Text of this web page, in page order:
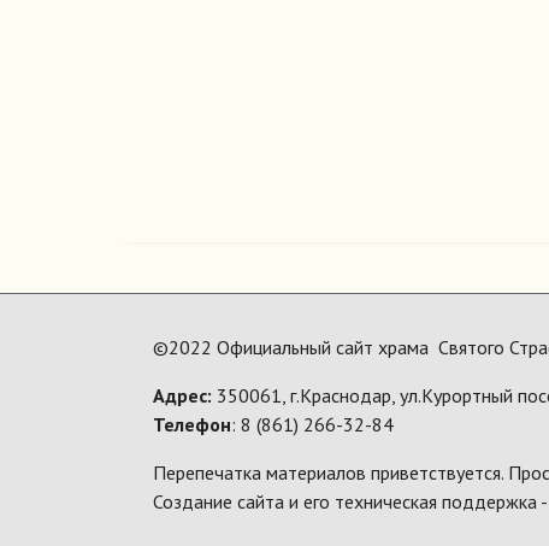
©2022 Официальный сайт храма Святого
Адрес: 350061, г.Краснодар, ул.Курортный
Телефон: 8 (861) 266-32-84
Перепечатка материалов приветствуется.
Создание сайта и его техническая поддержка